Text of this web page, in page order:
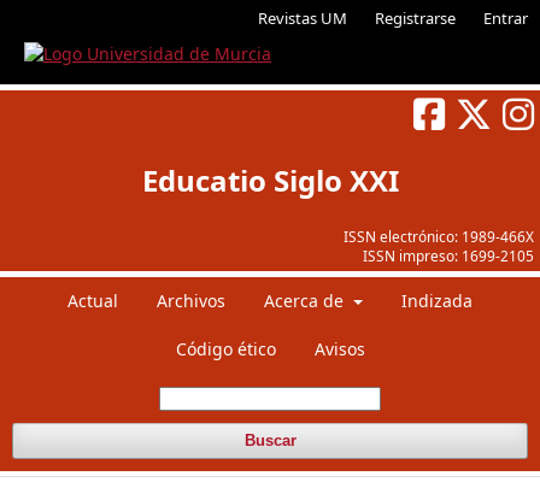
Revistas UM Registrarse Entrar
ISSN electrónico: 1989-466X
ISSN impreso: 1699-2105
Educatio Siglo XXI
Actual Archivos Acerca de Indizada
Código ético Avisos
Buscar